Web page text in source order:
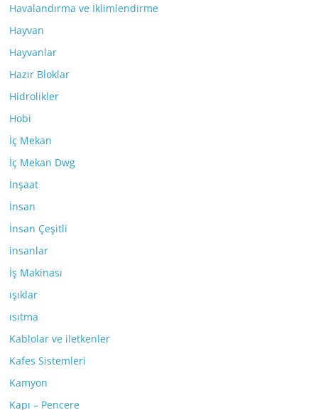
Havalandırma ve İklimlendirme
Hayvan
Hayvanlar
Hazır Bloklar
Hidrolikler
Hobi
İç Mekan
İç Mekan Dwg
İnşaat
İnsan
İnsan Çeşitli
insanlar
İş Makinası
ışıklar
ısıtma
Kablolar ve iletkenler
Kafes Sistemleri
Kamyon
Kapı – Pencere